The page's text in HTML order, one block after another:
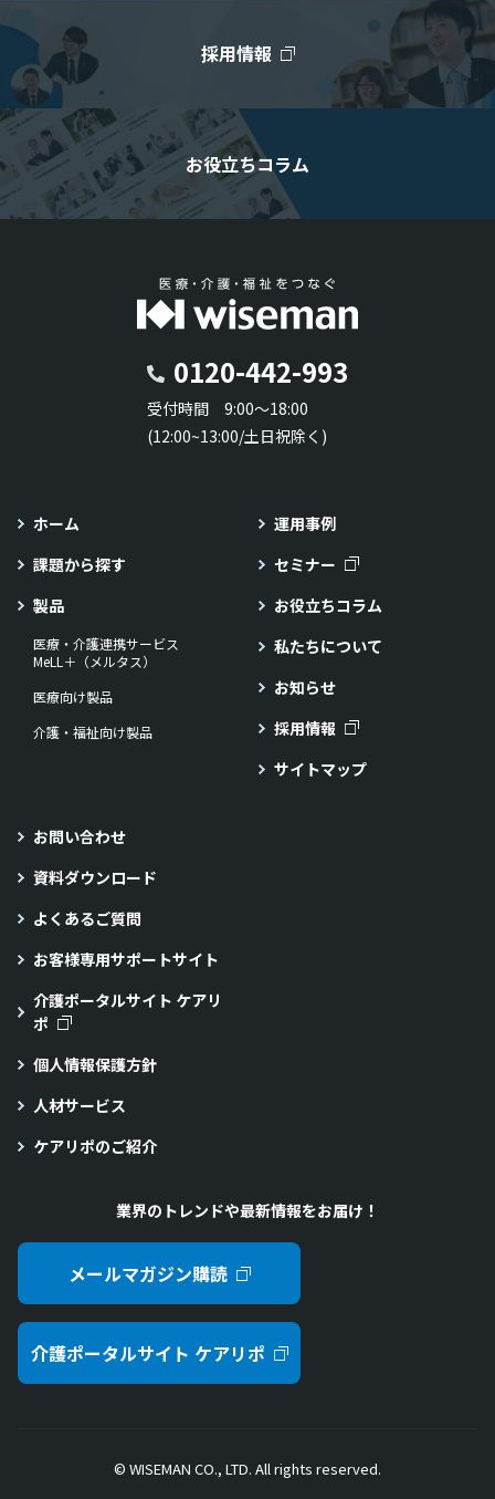
採用情報
お役立ちコラム
0120-442-993
受付時間 9:00～18:00
(12:00~13:00/土日祝除く)
ホーム
課題から探す
製品
医療・介護連携サービス
MeLL＋（メルタス）
医療向け製品
介護・福祉向け製品
運用事例
セミナー
お役立ちコラム
私たちについて
お知らせ
採用情報
サイトマップ
お問い合わせ
資料ダウンロード
よくあるご質問
お客様専用サポートサイト
介護ポータルサイト ケアリ
ポ
個人情報保護方針
人材サービス
ケアリポのご紹介
業界のトレンドや最新情報をお届け！
メールマガジン購読
介護ポータルサイト ケアリポ
© WISEMAN CO., LTD. All rights reserved.